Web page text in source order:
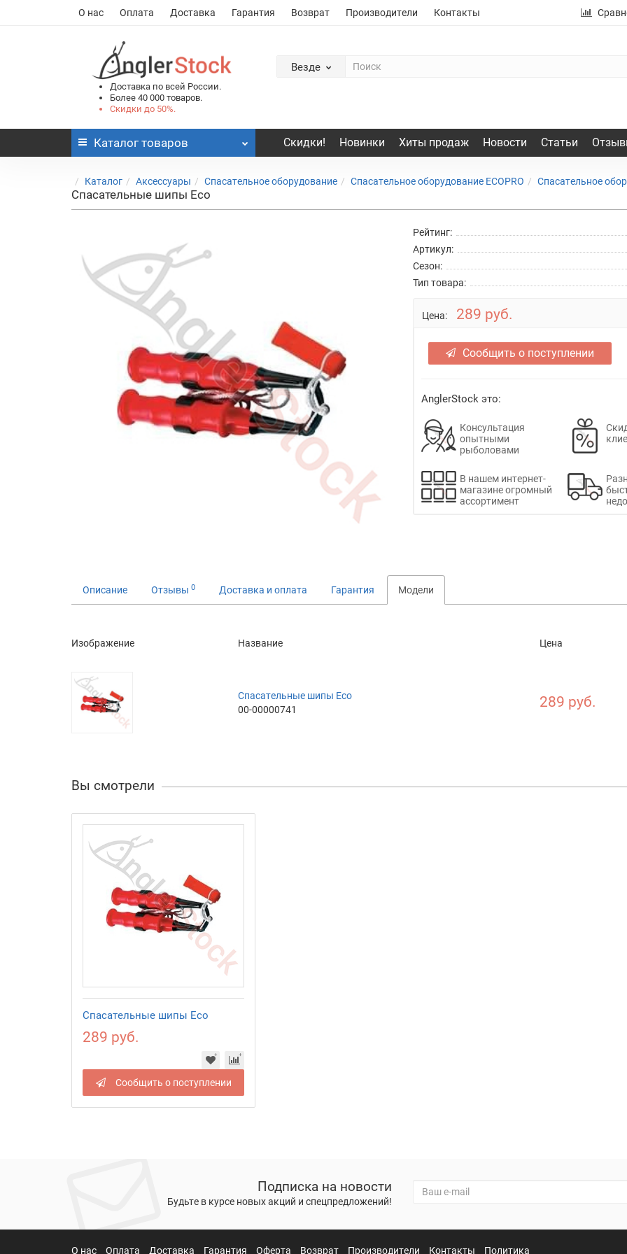
О нас Оплата Доставка Гарантия Возврат Производители Контакты
Доставка по всей России.
Более 40 000 товаров.
Скидки до 50%.
Везде
Каталог товаров Скидки! Новинки Хиты продаж Новости Статьи
Каталог Аксессуары Спасательное оборудование Спасательное оборудование ECOPRO Спасательное
Спасательные шипы Eco
Рейтинг:
Артикул:
Сезон:
Тип товара:
Цена: 289 руб.
Сообщить о поступлении
AnglerStock это:
Консультация
опытными
рыболовами
В нашем интернет-
магазине огромный
ассортимент
Описание Отзывы 0 Доставка и оплата Гарантия Модели
Изображение Название Цена
Спасательные шипы Eco
00-00000741
289 руб.
Вы смотрели
Спасательные шипы Eco
289 руб.
Сообщить о поступлении
Подписка на новости
Будьте в курсе новых акций и спецпредложений!
О нас Оплата Доставка Гарантия Оферта Возврат Производители Контакты Политика